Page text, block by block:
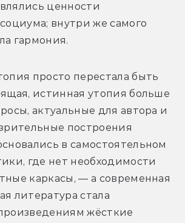
ценности
внутри же самого
гармония.
просто перестала быть
истинная утопия больше
актуальные для автора и
построения
в самостоятельном
где нет необходимости
каркасы, — а современная
литература стала
жёсткие